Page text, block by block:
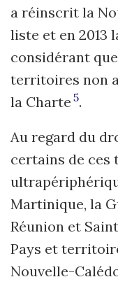
a réinscrit la
liste et en 2013
considérant
territoires non
la Charte 5.
Au regard du
certains de ces
Martinique, la
Réunion et
Pays et
Nouvelle-